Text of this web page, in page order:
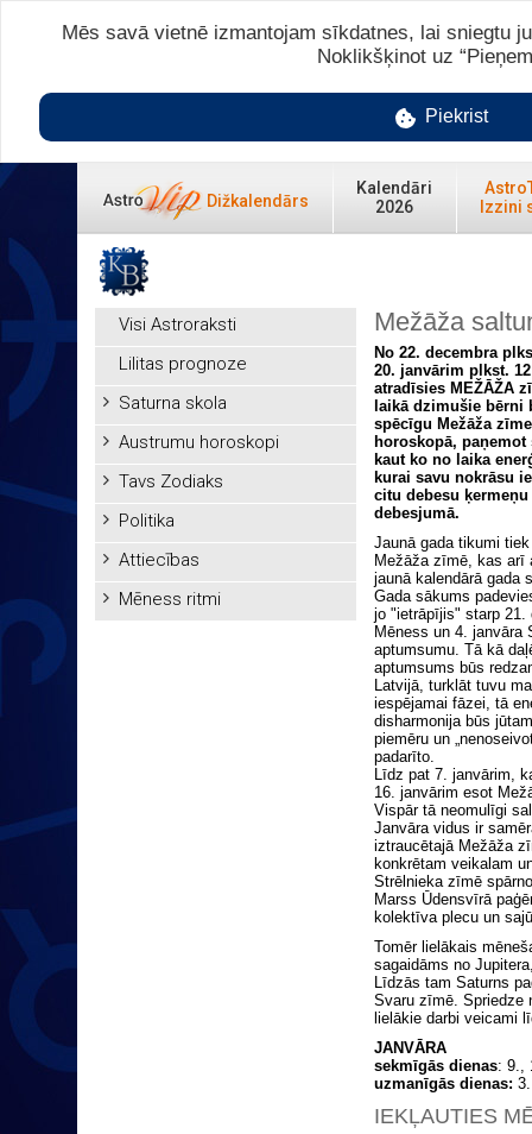
Dižkalendārs
Kalendāri
2026
Izzini
Visi Astroraksti
Lilitas prognoze
Saturna skola
Austrumu horoskopi
Tavs Zodiaks
Politika
Attiecības
Mēness ritmi
Mežāža
No 22. decembra
20. janvārim plkst.
atradīsies MEŽĀŽA
laikā dzimušie bērni
spēcīgu Mežāža
horoskopā,
kaut ko no laika
kurai savu nokrāsu
citu debesu
debesjumā.
Jaunā gada tikumi
Mežāža zīmē, kas arī
jaunā kalendārā gada
Gada sākums
jo "ietrāpījis" starp 21.
Mēness un 4. janvāra
aptumsumu. Tā kā
aptumsums būs
Latvijā, turklāt tuvu
iespējamai fāzei, tā
disharmonija būs
piemēru un
padarīto.
Līdz pat 7. janvārim,
16. janvārim esot
Vispār tā neomulīgi
Janvāra vidus ir
iztraucētajā Mežāža
konkrētam veikalam
Strēlnieka zīmē
Marss Ūdensvīrā
kolektīva plecu un
Tomēr lielākais
sagaidāms no
Līdzās tam Saturns
Svaru zīmē. Spriedze
lielākie darbi veicami
JANVĀRA
sekmīgās dienas: 9.,
uzmanīgās dienas:
IEKĻAUTIES
Mēs savā vietnē izmantojam sīkdatnes, lai sniegtu
Noklikšķinot uz
Piekrist